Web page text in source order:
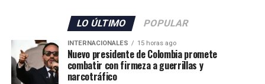
LO ÚLTIMO POPULAR
INTERNACIONALES 15 horas ago
Nuevo presidente de Colombia promete
combatir con firmeza a guerrillas y
narcotráfico